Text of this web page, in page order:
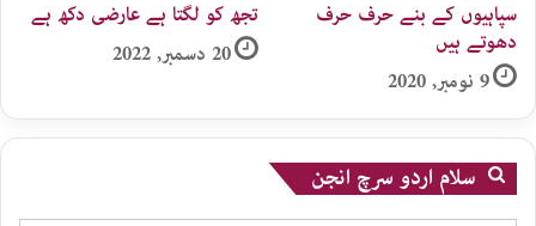
سپاہیوں کے بنے حرف حرف
دھوتے ہیں
9 نومبر, 2020
تجھ کو لگتا ہے عارضی دکھ ہے
20 دسمبر, 2022
سلام اردو سرچ انجن